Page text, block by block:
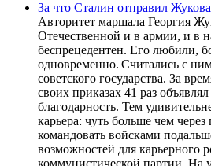
За что Сталин отправил
Авторитет маршала Георгия
Отечественной и в армии, и в
беспрецедентен. Его любили,
одновременно. Считались с
советского государства. За
своих приказах 41 раз
благодарность. Тем
карьера: чуть больше чем
командовать войсками
возможностей для карьерного